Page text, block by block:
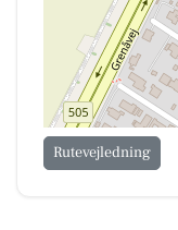
Rutevejledning